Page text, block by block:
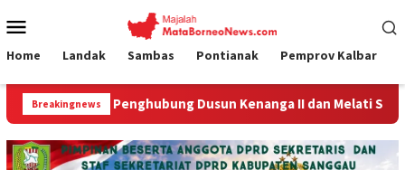
ke
Mobile
Home Landak Sambas Pontianak Pemprov Kalbar
BreakingnewsDusun Kenanga II dan Melati Segera Dibangun